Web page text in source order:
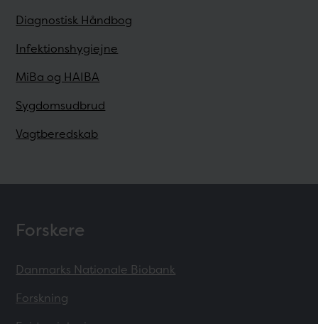
Diagnostisk Håndbog
Infektionshygiejne
MiBa og HAIBA
Sygdomsudbrud
Vagtberedskab
Forskere
Danmarks Nationale Biobank
Forskning